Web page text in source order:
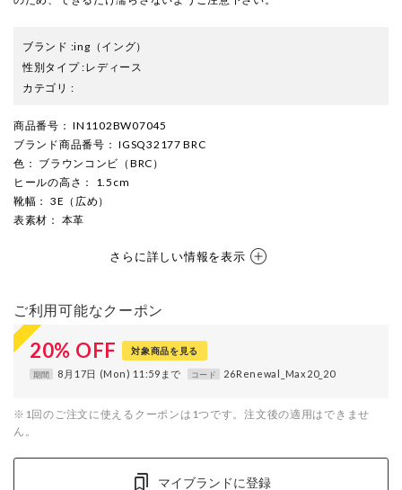
ブランド :ing （イング）
性別タイプ:レディース
カテゴリ :
商品番号 ： IN1102BW07045
ブランド商品番号 ： IGSQ32177 BRC
色 ： ブラウンコンビ（BRC）
ヒールの高さ ： 1.5cm
靴幅 ： 3E（広め）
表素材 ： 本革
さらに詳しい情報を表示
ご利用可能なクーポン
20% OFF 対象商品を見る
期間 8月17日 (Mon) 11:59まで コード 26Renewal_Max20_20
※1回のご注文に使えるクーポンは1つです。注文後の適用はできませ
ん。
マイブランドに登録